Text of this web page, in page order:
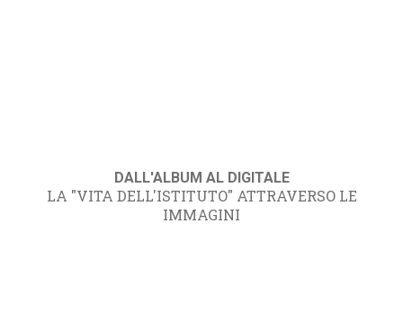
DALL'ALBUM AL DIGITALE
LA "VITA DELL'ISTITUTO" ATTRAVERSO LE
IMMAGINI